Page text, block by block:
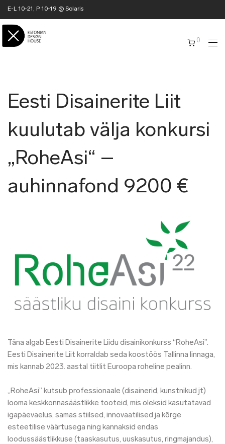
E-L 10-21, P 10-19 @ Solaris
0
Eesti Disainerite Liit
kuulutab välja konkursi
„RoheAsi“ –
auhinnafond 9200 €
Täna algab Eesti Disainerite Liidu disainikonkurss “RoheAsi”.
Eesti Disainerite Liit korraldab seda koostöös Tallinna linnaga,
mis kannab 2023. aastal tiitlit Euroopa roheline pealinn.
„RoheAsi” kutsub professionaale (disainerid, kunstnikud jt)
looma keskkonnasäästlikke tooteid, mis oleksid kasutatavad
igapäevaelus, samas stiilsed, innovaatilised ja kõrge
esteetilise väärtusega ning kannaksid endas
loodussäästlikkuse (taaskasutus, uuskasutus, ringmajandus),